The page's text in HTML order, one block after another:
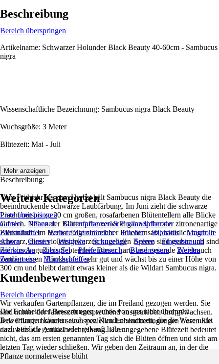
Beschreibung
Bereich überspringen
Artikelname: Schwarzer Holunder Black Beauty 40-60cm - Sambucus
nigra
Wissenschaftliche Bezeichnung: Sambucus nigra Black Beauty
Wuchsgröße: 3 Meter
Blütezeit: Mai - Juli
Beschreibung:
Vom Frühjahr bis zum Herbst hält Sambucus nigra Black Beauty die
beeindruckende schwarze Laubfärbung. Im Juni zieht die schwarze
Pracht mit bis zu 20 cm großen, rosafarbenen Blütentellern alle Blicke
auf sich. Neben der Blütenfarbe verlockt ganz sicher der zitronenartige
Blütenduft! Im Herbst folgt ein reicher Fruchtansatz, natürlich auch in
schwarz, diese violettschwarzen kugeligen Beeren sind essbar und sind
reif von August bis September. Dieser harte und gesunde Zierstrauch
verträgt einen Rückschnitt sehr gut und wächst bis zu einer Höhe von
300 cm und bleibt damit etwas kleiner als die Wildart Sambucus nigra.
Wir verkaufen Gartenpflanzen, die im Freiland gezogen werden. Sie
sind immer der Jahreszeit entsprechend ausgetrieben und gewachsen.
Jede Pflanze braucht seine speziellen Lebendbedingungen Lesen Sie
dazu bitte die Artikelbeschreibung. Die angegebene Blütezeit bedeutet
nicht, das am ersten genannten Tag sich die Blüten öffnen und sich am
letzten Tag wieder schließen. Wir geben den Zeitraum an, in der die
Pflanze normalerweise blüht
Mehr anzeigen
Weitere Kategorien
Liste überspringen
Garten
Pflanzen
Gartenpflanzen & Freilandpflanzen
Ziersträucher
Weitere Ziersträucher Flieder Hibiskus
Magnolie
Ahorn
Ginster Weigelie Schneeball Spiere
Fingerstrauch
Zierkirsche
Zierapfel Pfeifenstrauch Blasenspiere
Weiden
Zaubernuss
Mönchspfeffer
Kundenbewertungen
Bereich überspringen
Die Echtheit der Bewertungen wurde von uns nicht überprüft.
Bewertungen können auch von Kunden stammen, die die Ware nicht
nachweislich genutzt oder gekauft haben.